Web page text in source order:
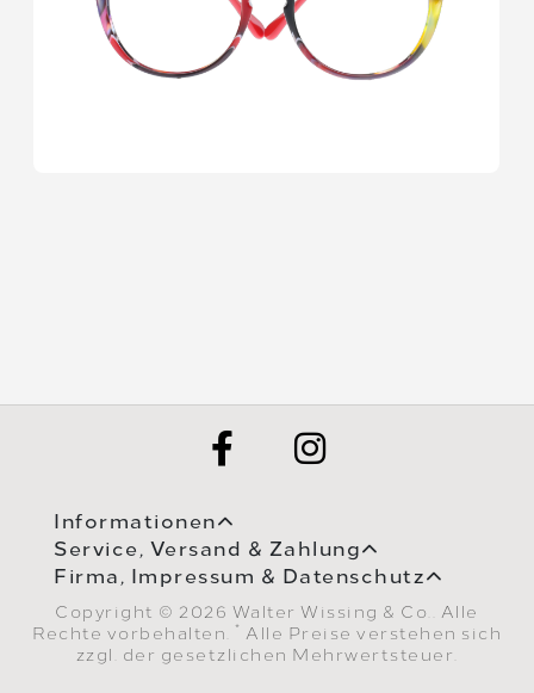
Informationen
Service, Versand & Zahlung
Firma, Impressum & Datenschutz
Copyright © 2026 Walter Wissing & Co.. Alle
Rechte vorbehalten.
* Alle Preise verstehen sich
zzgl. der gesetzlichen Mehrwertsteuer.